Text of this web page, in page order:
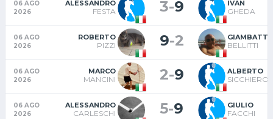
06 AGO
2026
ALESSANDRO
FESTA 3-9 IVAN
GHEDA
06 AGO
2026
ROBERTO
PIZZI 9-2 BELLITTI
06 AGO
2026
MARCO
MANCINI 2-9 ALBERTO
SICCHIERO
06 AGO
2026
ALESSANDRO
CARLESCHI 5-9 GIULIO
FACCHI